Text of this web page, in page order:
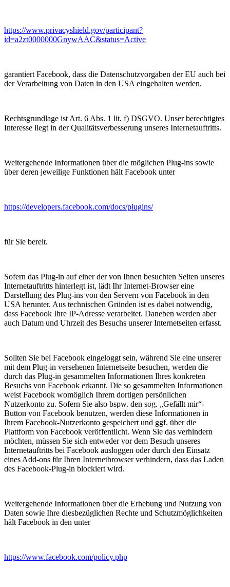
https://www.privacyshield.gov/participant?
id=a2zt0000000GnywAAC&status=Active
garantiert Facebook, dass die Datenschutzvorgaben der EU auch bei
der Verarbeitung von Daten in den USA eingehalten werden.
Rechtsgrundlage ist Art. 6 Abs. 1 lit. f) DSGVO. Unser berechtigtes
Interesse liegt in der Qualitätsverbesserung unseres Internetauftritts.
Weitergehende Informationen über die möglichen Plug-ins sowie
über deren jeweilige Funktionen hält Facebook unter
https://developers.facebook.com/docs/plugins/
für Sie bereit.
Sofern das Plug-in auf einer der von Ihnen besuchten Seiten unseres
Internetauftritts hinterlegt ist, lädt Ihr Internet-Browser eine
Darstellung des Plug-ins von den Servern von Facebook in den
USA herunter. Aus technischen Gründen ist es dabei notwendig,
dass Facebook Ihre IP-Adresse verarbeitet. Daneben werden aber
auch Datum und Uhrzeit des Besuchs unserer Internetseiten erfasst.
Sollten Sie bei Facebook eingeloggt sein, während Sie eine unserer
mit dem Plug-in versehenen Internetseite besuchen, werden die
durch das Plug-in gesammelten Informationen Ihres konkreten
Besuchs von Facebook erkannt. Die so gesammelten Informationen
weist Facebook womöglich Ihrem dortigen persönlichen
Nutzerkonto zu. Sofern Sie also bspw. den sog. „Gefällt mir“-
Button von Facebook benutzen, werden diese Informationen in
Ihrem Facebook-Nutzerkonto gespeichert und ggf. über die
Plattform von Facebook veröffentlicht. Wenn Sie das verhindern
möchten, müssen Sie sich entweder vor dem Besuch unseres
Internetauftritts bei Facebook ausloggen oder durch den Einsatz
eines Add-ons für Ihren Internetbrowser verhindern, dass das Laden
des Facebook-Plug-in blockiert wird.
Weitergehende Informationen über die Erhebung und Nutzung von
Daten sowie Ihre diesbezüglichen Rechte und Schutzmöglichkeiten
hält Facebook in den unter
https://www.facebook.com/policy.php